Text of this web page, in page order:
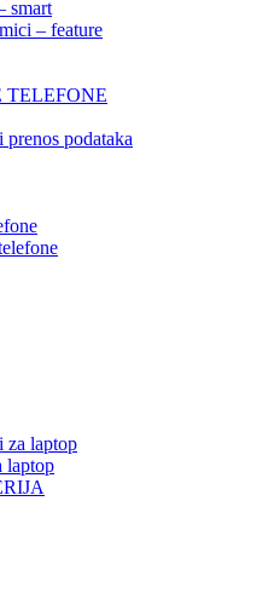
smart
– feature
TELEFONE
podataka
za laptop
laptop